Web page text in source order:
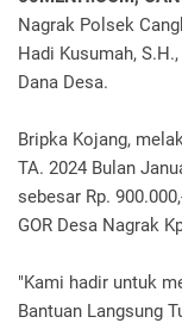
Nagrak Polsek
Hadi Kusumah,
Dana Desa.
Bripka Kojang,
TA. 2024 Bulan
sebesar Rp.
GOR Desa Nagrak
"Kami hadir untuk
Bantuan Langsung